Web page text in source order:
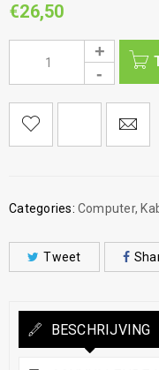
€26,50
Categories: Computer,
Tweet
BESCHRIJVING